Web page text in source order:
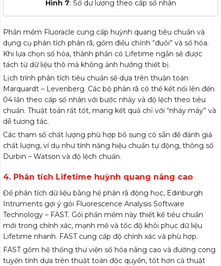
Hình 7: Số dư lượng theo cấp số nhân
Phần mềm Fluoracle cung cấp huỳnh quang tiêu chuẩn và
dụng cụ phân tích phân rã, gồm điều chỉnh “đuôi” và số hóa.
Khi lựa chọn số hóa, thành phần có Lifetime ngắn sẽ được
tách từ dữ liệu thô mà không ảnh hưởng thiết bị.
Lịch trình phân tích tiêu chuẩn sẽ dựa trên thuận toán
Marquardt – Levenberg. Các bộ phân rã có thể kết nối lên đến
04 lần theo cấp số nhân với bước nhảy và độ lệch theo tiêu
chuẩn. Thuật toán rất tốt, mang kết quả chỉ với “nháy máy” và
dễ tương tác.
Các tham số chất lượng phù hợp bổ sung có sẵn để đánh giá
chất lượng, ví dụ như tính năng hiệu chuẩn tự động, thông số
Durbin – Watson và độ lệch chuẩn.
4. Phân tích Lifetime huỳnh quang nâng cao
Để phân tích dữ liệu bằng hệ phân rã động học, Edinburgh
Intruments gợi ý gói Fluorescence Analysis Software
Technology – FAST. Gói phần mềm này thiết kế tiêu chuẩn
mới trong chính xác, mạnh mẽ và tốc độ khôi phục dữ liệu
Lifetime nhanh. FAST cung cấp độ chính xác và phù hợp.
FAST gồm hệ thống thư viện số hóa nâng cao và đường cong
tuyến tính dựa trên thuật toán độc quyền, tốt hơn cả thuật